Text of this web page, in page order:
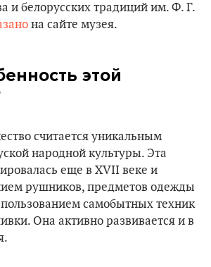
и белорусских традиций им. Ф. Г.
на сайте музея.
этой
считается уникальным
народной культуры. Эта
еще в XVII веке и
рушников, предметов одежды
самобытных техник
Она активно развивается и в